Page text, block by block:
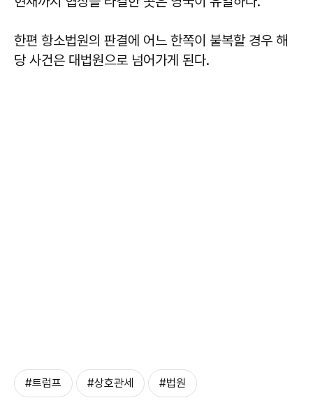
한편 항소법원의 판결에 어느 한쪽이 불복할 경우 해
당 사건은 대법원으로 넘어가게 된다.
#트럼프 #상호관세 #법원